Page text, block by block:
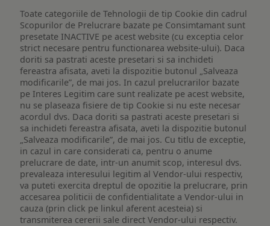
Toate categoriile de Tehnologii de tip Cookie din cadrul
Scopurilor de Prelucrare bazate pe Consimtamant sunt
presetate INACTIVE pe acest website (cu exceptia celor
strict necesare pentru functionarea website-ului). Daca
doriti sa pastrati aceste presetari si sa inchideti
fereastra afisata, aveti la dispozitie butonul „Salveaza
modificarile”, de mai jos. In cazul prelucrarilor bazate
pe Interes Legitim care sunt realizate pe acest website,
nu se plaseaza fisiere de tip Cookie si nu este necesar
acordul dvs. Daca doriti sa pastrati aceste presetari si
sa inchideti fereastra afisata, aveti la dispozitie butonul
„Salveaza modificarile”, de mai jos. Cu titlu de exceptie,
in cazul in care considerati ca, pentru o anume
prelucrare de date, intr-un anumit scop, interesul dvs.
prevaleaza interesului legitim al Vendor-ului respectiv,
va puteti exercita dreptul de opozitie la prelucrare, prin
accesarea politicii de confidentialitate a Vendor-ului in
cauza (prin click pe linkul aferent acesteia) si
transmiterea cererii sale direct Vendor-ului respectiv.